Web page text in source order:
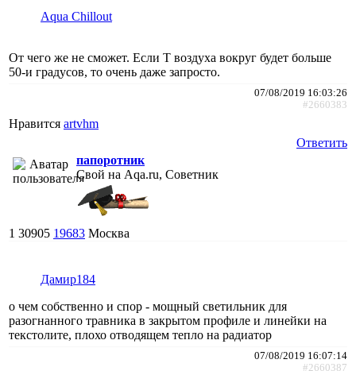
Aqua Chillout
От чего же не сможет. Если Т воздуха вокруг будет больше
50-и градусов, то очень даже запросто.
07/08/2019 16:03:26
#2660383
Нравится artvhm
Ответить
папоротник
Свой на Aqa.ru, Советник
1 30905 19683 Москва
Дамир184
о чем собственно и спор - мощный светильник для
разогнанного травника в закрытом профиле и линейки на
текстолите, плохо отводящем тепло на радиатор
07/08/2019 16:07:14
#2660387